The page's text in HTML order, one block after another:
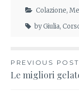
Colazione,
by Giulia,
PREVIOUS POST
Le migliori